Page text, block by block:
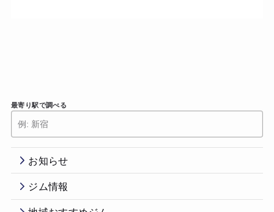
最寄り駅で調べる
お知らせ
ジム情報